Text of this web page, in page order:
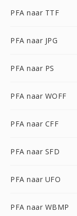
PFA naar TTF
PFA naar JPG
PFA naar PS
PFA naar WOFF
PFA naar CFF
PFA naar SFD
PFA naar UFO
PFA naar WBMP